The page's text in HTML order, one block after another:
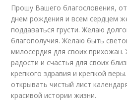
Прошу Вашего благословения,
днем рождения и всем сердцем
поддаваться грусти. Желаю
благополучия. Желаю быть
милосердия для своих
радости и счастья для своих
крепкого здравия и крепкой
открывать чистый лист
красивой истории жизни.